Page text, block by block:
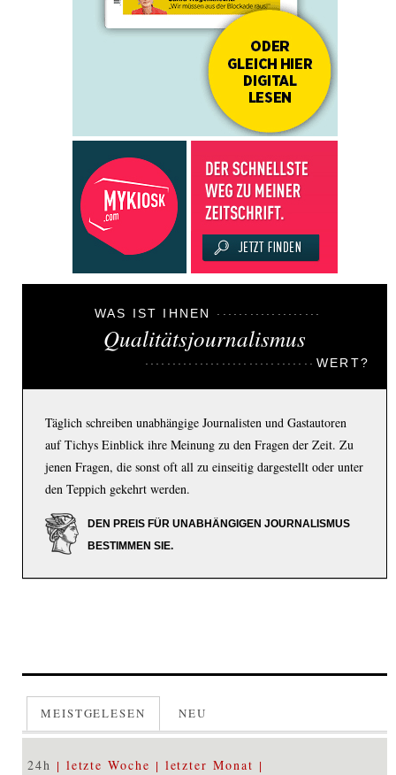
WAS IST IHNEN
Qualitätsjournalismus
WERT?
Täglich schreiben unabhängige Journalisten und Gastautoren
auf Tichys Einblick ihre Meinung zu den Fragen der Zeit. Zu
jenen Fragen, die sonst oft all zu einseitig dargestellt oder unter
den Teppich gekehrt werden.
DEN PREIS FÜR UNABHÄNGIGEN JOURNALISMUS
BESTIMMEN SIE.
MEISTGELESEN NEU
24h letzte Woche letzter Monat